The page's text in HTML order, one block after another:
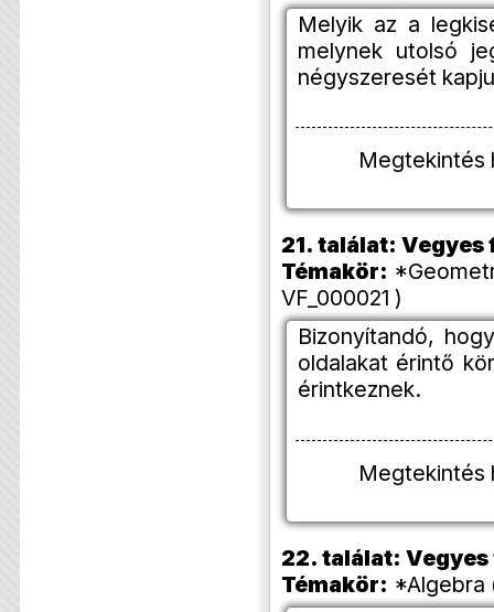
Melyik az a
melynek utolsó
négyszeresét
21. találat:
Témakör:
VF_000021 )
Bizonyítandó,
oldalakat érintő
érintkeznek.
22. találat:
Témakör: *Algebra